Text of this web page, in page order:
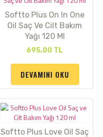
Softto Plus On In One
Oil Saç Ve Cilt Bakım
Yağı 120 Ml
695,00 TL
DEVAMINI OKU
Softto Plus Love Oil Saç